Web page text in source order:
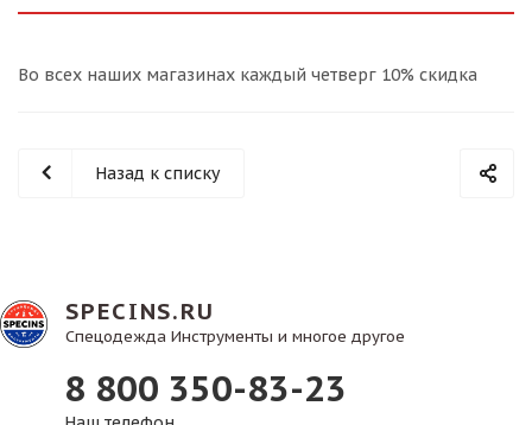
Во всех наших магазинах каждый четверг 10% скидка
Назад к списку
SPECINS.RU
Спецодежда Инструменты и многое другое
8 800 350-83-23